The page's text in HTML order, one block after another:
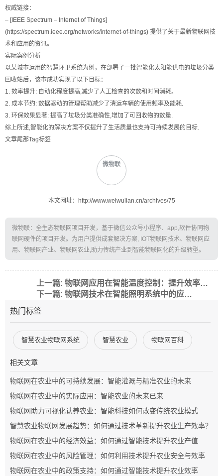
权威链接：
– [IEEE Spectrum – Internet of Things]
(https://spectrum.ieee.org/networks/internet-of-things) 提供了关于最新物联网技
术和应用的资讯。
实际案例分析
以某城市运用的智慧环卫系统为例，在部署了一批智能化太阳能供电的垃圾分类
回收站后，该市成功实现了以下目标：
1. 效率提升: 自动化程度提高,减少了人工检查的次数和时间消耗。
2. 成本节约: 数据驱动的管理帮助减少了清运车辆的使用频率及能耗.
3. 环保效果显著: 提高了垃圾分类准确性,增加了可回收物的数量.
综上所述,智能化的解决方案不仅提升了生活质量也支持可持续发展的目标.
文章尾部Tag标签
微物联
本文网址：http://www.weiwulian.cn/archives/75
微物联：全生态物联网项目开发，基于微信公众号小程序、app,软件协同物
联网硬件的项目开发。为用户提供成套解决方案, IOT物联网技术、物联网应
用、物联网产业、物联网农业,助力传统产业到智能物联网化的升级转型。
上一篇: 物联网应用在智能温度控制：提升效率与节能的新篇章
下一篇: 物联网技术在智能照明系统中的应用及其优势分析
热门标签
智慧农业物联网系统 智慧农业 物联网百科
相关文章
物联网在农业中的可持续发展：智能灌溉与精准农业的未来
物联网在农业中的实际应用：智能农业的未来已来
物联网助力可视化认养农业：智能科技如何改变传统农业模式
智慧农业物联网发展趋势：如何通过技术革新提升农业生产效率？
物联网在农业中的经济效益：如何通过智能技术提升农业产值
物联网在农业中的风险管理：如何利用技术提升农业安全与效率
物联网在农业中的政策支持：如何通过智能技术提升农业效率